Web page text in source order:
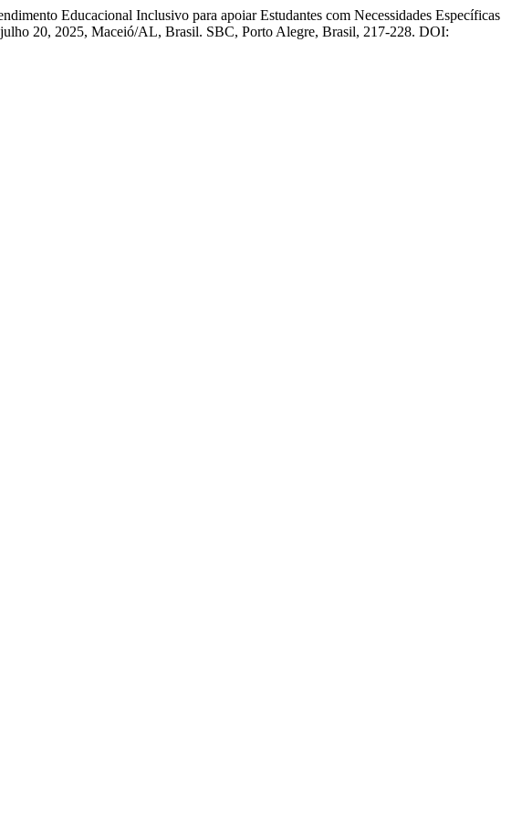
Educacional Inclusivo para apoiar Estudantes com Necessidades Específicas
20, 2025, Maceió/AL, Brasil. SBC, Porto Alegre, Brasil, 217-228. DOI: